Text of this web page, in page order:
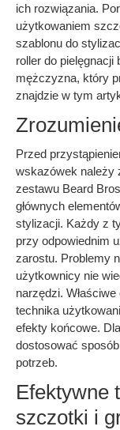
ich rozwiązania.
użytkowaniem
szablonu do
roller do
mężczyzna, który
znajdzie w tym
Przed
wskazówek należy
zestawu Beard
głównych
stylizacji. Każdy z
przy odpowiednim
zarostu. Problemy
użytkownicy nie
narzędzi.
technika
efekty końcowe.
dostosować
potrzeb.
Efektywne
szczotki i